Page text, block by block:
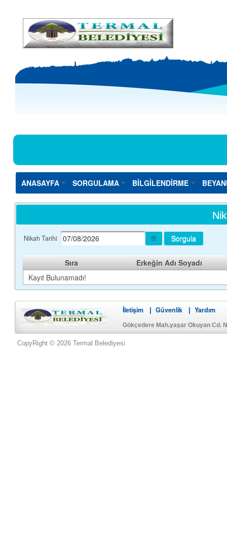
ANASAYFA SORGULAMA BİLGİLENDİRME
Nikah Tarihi Sorgula
Sıra
Erkeğin Adı Soyadı
Kayıt Bulunamadı!
İletişim Güvenlik Yardım
Gökçedere Mah.yaşar Okuyan Cd.
CopyRight © 2026 Termal Belediyesi